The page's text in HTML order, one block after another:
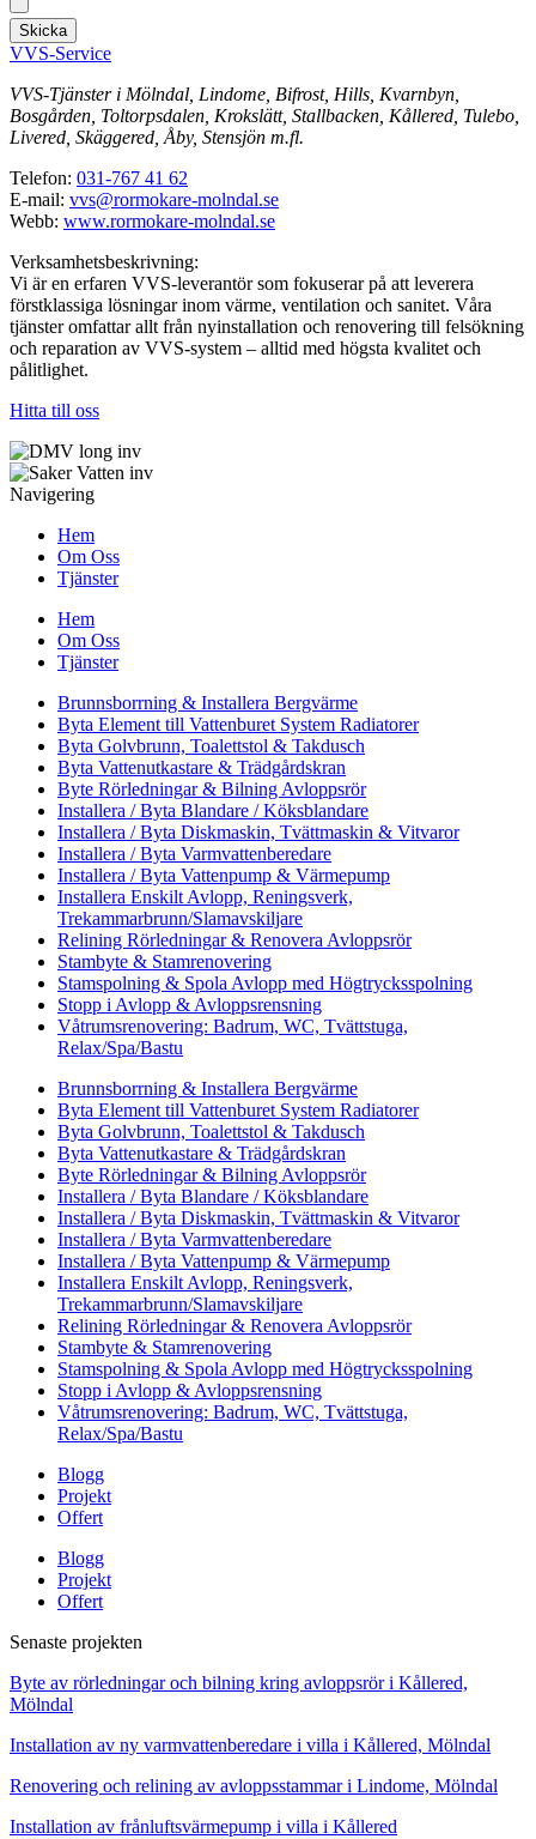
Skicka
VVS-Service
VVS-Tjänster i Mölndal, Lindome, Bifrost, Hills, Kvarnbyn,
Bosgården, Toltorpsdalen, Krokslätt, Stallbacken, Kållered, Tulebo,
Livered, Skäggered, Åby, Stensjön m.fl.
Telefon: 031-767 41 62
E-mail: vvs@rormokare-molndal.se
Webb: www.rormokare-molndal.se
Verksamhetsbeskrivning:
Vi är en erfaren VVS-leverantör som fokuserar på att leverera
förstklassiga lösningar inom värme, ventilation och sanitet. Våra
tjänster omfattar allt från nyinstallation och renovering till felsökning
och reparation av VVS-system – alltid med högsta kvalitet och
pålitlighet.
Hitta till oss
Navigering
Hem
Om Oss
Tjänster
Hem
Om Oss
Tjänster
Brunnsborrning & Installera Bergvärme
Byta Element till Vattenburet System Radiatorer
Byta Golvbrunn, Toalettstol & Takdusch
Byta Vattenutkastare & Trädgårdskran
Byte Rörledningar & Bilning Avloppsrör
Installera / Byta Blandare / Köksblandare
Installera / Byta Diskmaskin, Tvättmaskin & Vitvaror
Installera / Byta Varmvattenberedare
Installera / Byta Vattenpump & Värmepump
Installera Enskilt Avlopp, Reningsverk,
Trekammarbrunn/Slamavskiljare
Relining Rörledningar & Renovera Avloppsrör
Stambyte & Stamrenovering
Stamspolning & Spola Avlopp med Högtrycksspolning
Stopp i Avlopp & Avloppsrensning
Våtrumsrenovering: Badrum, WC, Tvättstuga,
Relax/Spa/Bastu
Brunnsborrning & Installera Bergvärme
Byta Element till Vattenburet System Radiatorer
Byta Golvbrunn, Toalettstol & Takdusch
Byta Vattenutkastare & Trädgårdskran
Byte Rörledningar & Bilning Avloppsrör
Installera / Byta Blandare / Köksblandare
Installera / Byta Diskmaskin, Tvättmaskin & Vitvaror
Installera / Byta Varmvattenberedare
Installera / Byta Vattenpump & Värmepump
Installera Enskilt Avlopp, Reningsverk,
Trekammarbrunn/Slamavskiljare
Relining Rörledningar & Renovera Avloppsrör
Stambyte & Stamrenovering
Stamspolning & Spola Avlopp med Högtrycksspolning
Stopp i Avlopp & Avloppsrensning
Våtrumsrenovering: Badrum, WC, Tvättstuga,
Relax/Spa/Bastu
Blogg
Projekt
Offert
Blogg
Projekt
Offert
Senaste projekten
Byte av rörledningar och bilning kring avloppsrör i Kållered,
Mölndal
Installation av ny varmvattenberedare i villa i Kållered, Mölndal
Renovering och relining av avloppsstammar i Lindome, Mölndal
Installation av frånluftsvärmepump i villa i Kållered